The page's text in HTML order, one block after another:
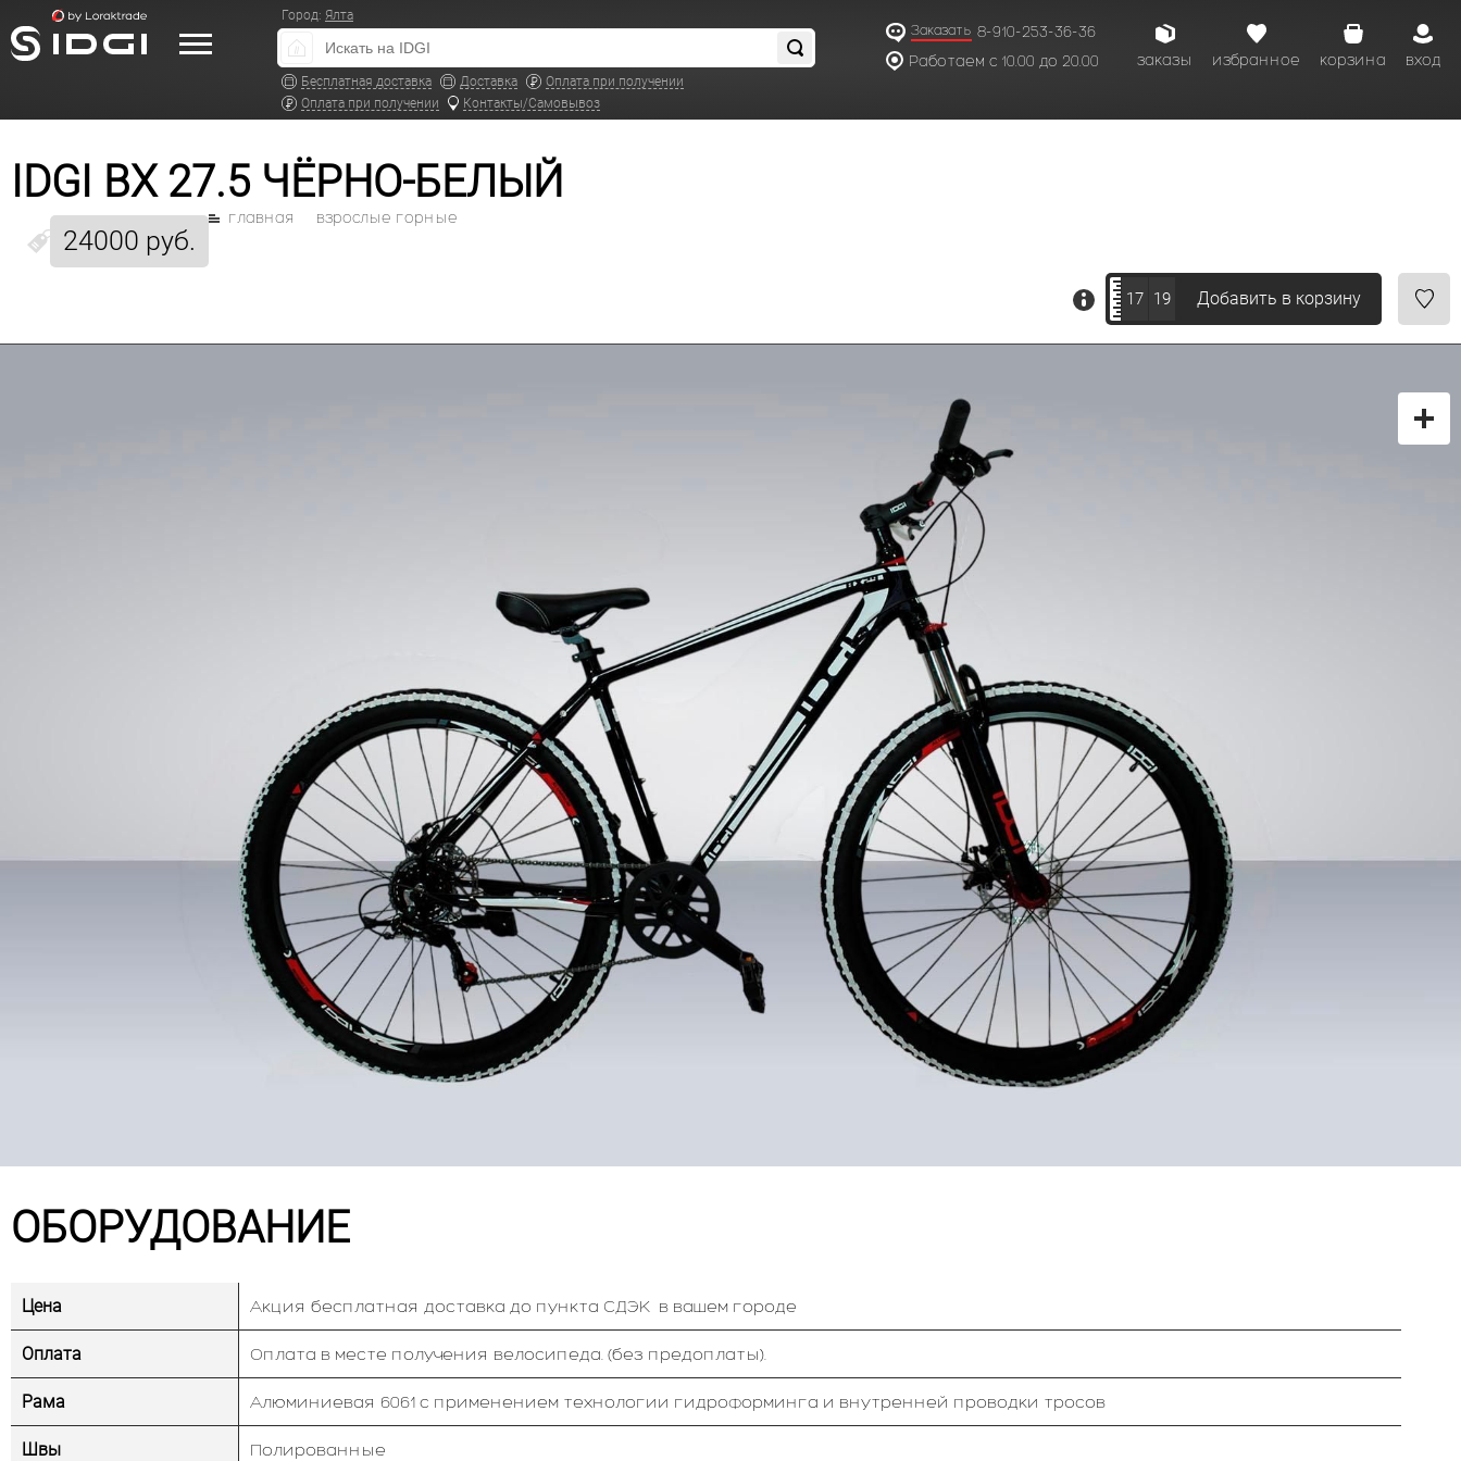
Город: Ялта
Бесплатная доставка Доставка
Оплата при получении
Оплата при получении
Контакты/Самовывоз
Заказать 8-910-253-36-36
Работаем с 10.00 до 20.00
вход
корзина
избранное
заказы
IDGI BX 27.5 ЧЁРНО-БЕЛЫЙ
24000 руб.
главная взрослые горные
17 19 Добавить в корзину
ОБОРУДОВАНИЕ
Цена Акция бесплатная доставка до пункта СДЭК в вашем городе
Оплата Оплата в месте получения велосипеда. (без предоплаты).
Рама Алюминиевая 6061 с применением технологии гидроформинга и внутренней проводки тросов
Швы Полированные